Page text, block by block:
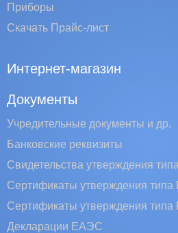
Приборы
Скачать Прайс-лист
Интернет-магазин
Документы
Учредительные документы и др.
Банковские реквизиты
Свидетельства утверждения
Сертификаты утверждения типа
Сертификаты утверждения типа
Декларации ЕАЭС